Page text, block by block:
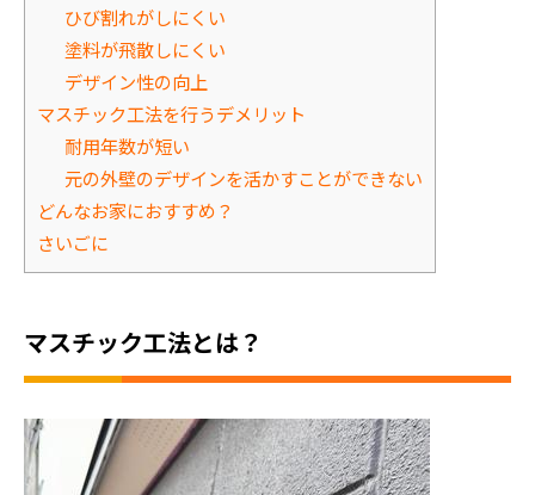
ひび割れがしにくい
塗料が飛散しにくい
デザイン性の向上
マスチック工法を行うデメリット
耐用年数が短い
元の外壁のデザインを活かすことができない
どんなお家におすすめ？
さいごに
マスチック工法とは？